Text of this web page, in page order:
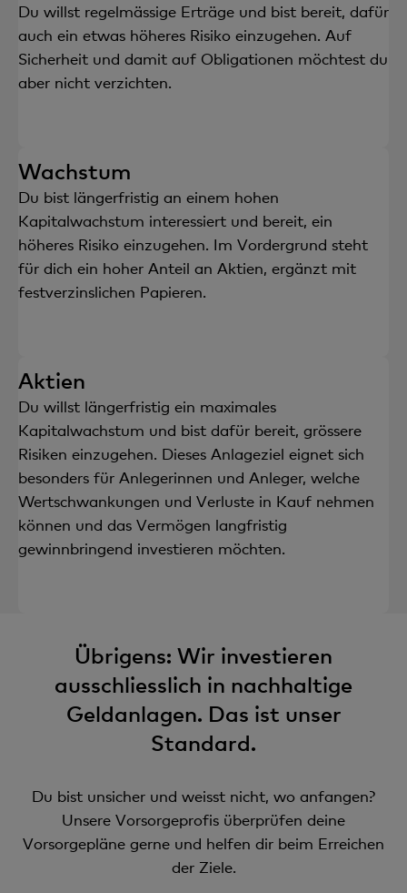
Du willst regelmässige Erträge und bist bereit, dafür
auch ein etwas höheres Risiko einzugehen. Auf
Sicherheit und damit auf Obligationen möchtest du
aber nicht verzichten.
Wachstum
Du bist längerfristig an einem hohen
Kapitalwachstum interessiert und bereit, ein
höheres Risiko einzugehen. Im Vordergrund steht
für dich ein hoher Anteil an Aktien, ergänzt mit
festverzinslichen Papieren.
Aktien
Du willst längerfristig ein maximales
Kapitalwachstum und bist dafür bereit, grössere
Risiken einzugehen. Dieses Anlageziel eignet sich
besonders für Anlegerinnen und Anleger, welche
Wertschwankungen und Verluste in Kauf nehmen
können und das Vermögen langfristig
gewinnbringend investieren möchten.
Übrigens: Wir investieren
ausschliesslich in nachhaltige
Geldanlagen. Das ist unser
Standard.
Du bist unsicher und weisst nicht, wo anfangen?
Unsere Vorsorgeprofis überprüfen deine
Vorsorgepläne gerne und helfen dir beim Erreichen
der Ziele.